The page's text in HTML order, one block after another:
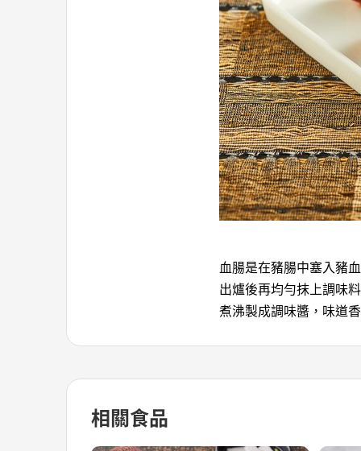
血腸是在豬腸中塞入豬
出爐後再均勻抹上調味
煮沸製成調味醬，味道
相關食品